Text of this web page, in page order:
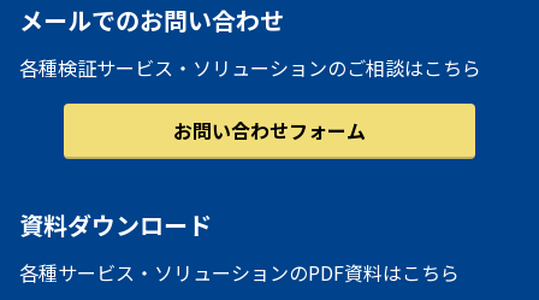
メールでのお問い合わせ
各種検証サービス・ソリューションのご相談はこちら
お問い合わせフォーム
資料ダウンロード
各種サービス・ソリューションのPDF資料はこちら